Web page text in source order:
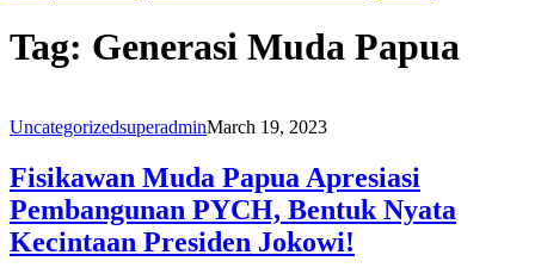
Tag: Generasi Muda Papua
UncategorizedsuperadminMarch 19, 2023
Fisikawan Muda Papua Apresiasi
Pembangunan PYCH, Bentuk Nyata
Kecintaan Presiden Jokowi!